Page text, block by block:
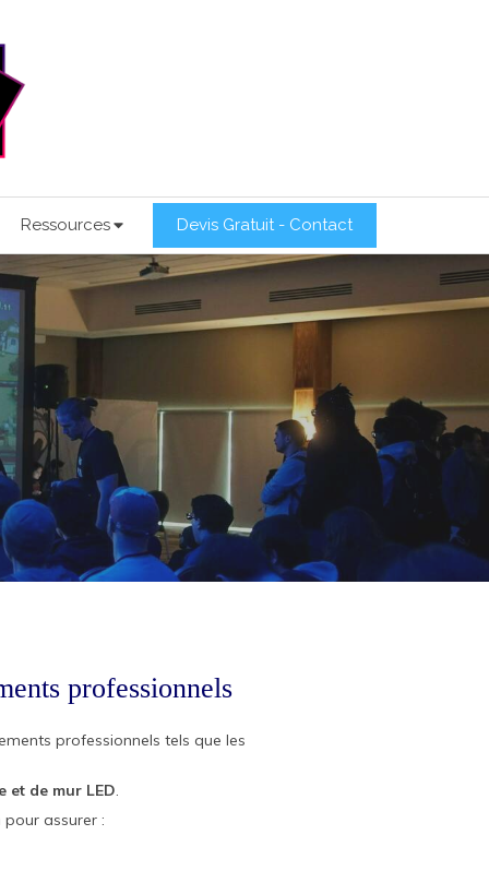
Ressources Devis Gratuit - Contact
professionnels
professionnels tels que les
et de mur LED.
assurer :